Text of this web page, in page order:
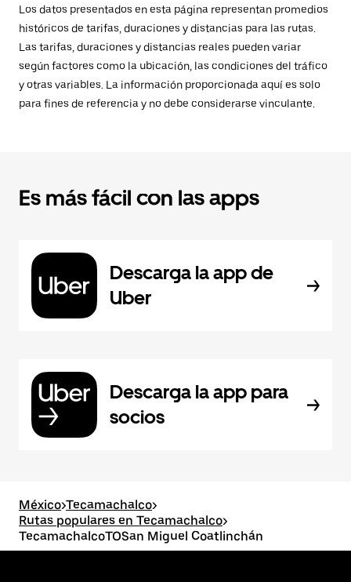
Los datos presentados en esta página representan promedios
históricos de tarifas, duraciones y distancias para las rutas.
Las tarifas, duraciones y distancias reales pueden variar
según factores como la ubicación, las condiciones del tráfico
y otras variables. La información proporcionada aquí es solo
para fines de referencia y no debe considerarse vinculante.
Es más fácil con las apps
Descarga la app de
Uber
Descarga la app para
socios
México>Tecamachalco>
Rutas populares en Tecamachalco>
TecamachalcoTOSan Miguel Coatlinchán